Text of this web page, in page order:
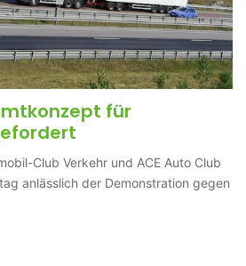
für
Club Verkehr und ACE Auto Club
anlässlich der Demonstration gegen